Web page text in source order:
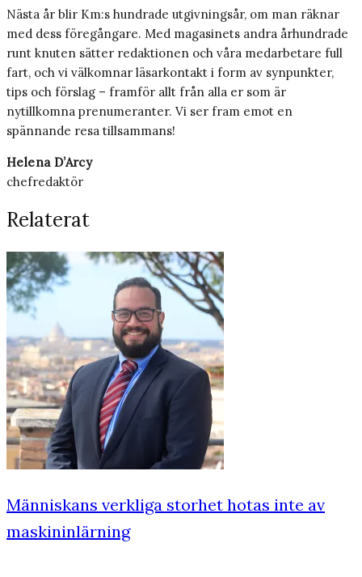
Nästa år blir Km:s hundrade utgivningsår, om man räknar
med dess föregångare. Med magasinets andra århundrade
runt knuten sätter redaktionen och våra medarbetare full
fart, och vi välkomnar läsarkontakt i form av synpunkter,
tips och förslag – framför allt från alla er som är
nytillkomna prenumeranter. Vi ser fram emot en
spännande resa tillsammans!
Helena D’Arcy
chefredaktör
Relaterat
Människans verkliga storhet hotas inte av
maskininlärning